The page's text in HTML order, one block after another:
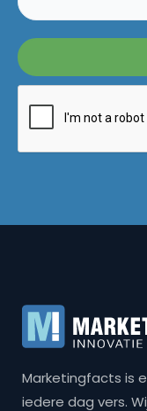
Marketingfacts is
iedere dag vers.